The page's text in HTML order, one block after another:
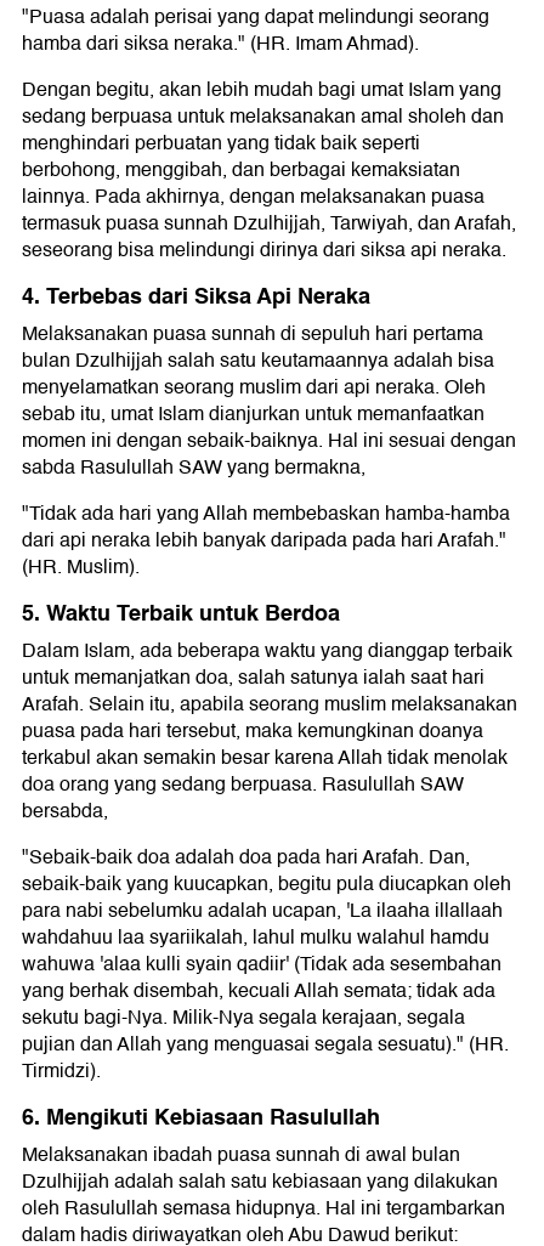
"Puasa adalah perisai yang dapat melindungi seorang
hamba dari siksa neraka." (HR. Imam Ahmad).
Dengan begitu, akan lebih mudah bagi umat Islam yang
sedang berpuasa untuk melaksanakan amal sholeh dan
menghindari perbuatan yang tidak baik seperti
berbohong, menggibah, dan berbagai kemaksiatan
lainnya. Pada akhirnya, dengan melaksanakan puasa
termasuk puasa sunnah Dzulhijjah, Tarwiyah, dan Arafah,
seseorang bisa melindungi dirinya dari siksa api neraka.
4. Terbebas dari Siksa Api Neraka
Melaksanakan puasa sunnah di sepuluh hari pertama
bulan Dzulhijjah salah satu keutamaannya adalah bisa
menyelamatkan seorang muslim dari api neraka. Oleh
sebab itu, umat Islam dianjurkan untuk memanfaatkan
momen ini dengan sebaik-baiknya. Hal ini sesuai dengan
sabda Rasulullah SAW yang bermakna,
"Tidak ada hari yang Allah membebaskan hamba-hamba
dari api neraka lebih banyak daripada pada hari Arafah."
(HR. Muslim).
5. Waktu Terbaik untuk Berdoa
Dalam Islam, ada beberapa waktu yang dianggap terbaik
untuk memanjatkan doa, salah satunya ialah saat hari
Arafah. Selain itu, apabila seorang muslim melaksanakan
puasa pada hari tersebut, maka kemungkinan doanya
terkabul akan semakin besar karena Allah tidak menolak
doa orang yang sedang berpuasa. Rasulullah SAW
bersabda,
"Sebaik-baik doa adalah doa pada hari Arafah. Dan,
sebaik-baik yang kuucapkan, begitu pula diucapkan oleh
para nabi sebelumku adalah ucapan, 'La ilaaha illallaah
wahdahuu laa syariikalah, lahul mulku walahul hamdu
wahuwa 'alaa kulli syain qadiir' (Tidak ada sesembahan
yang berhak disembah, kecuali Allah semata; tidak ada
sekutu bagi-Nya. Milik-Nya segala kerajaan, segala
pujian dan Allah yang menguasai segala sesuatu)." (HR.
Tirmidzi).
6. Mengikuti Kebiasaan Rasulullah
Melaksanakan ibadah puasa sunnah di awal bulan
Dzulhijjah adalah salah satu kebiasaan yang dilakukan
oleh Rasulullah semasa hidupnya. Hal ini tergambarkan
dalam hadis diriwayatkan oleh Abu Dawud berikut: